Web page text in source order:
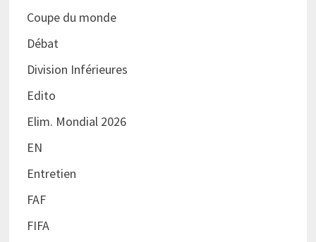
Coupe du monde
Débat
Division Inférieures
Edito
Elim. Mondial 2026
EN
Entretien
FAF
FIFA